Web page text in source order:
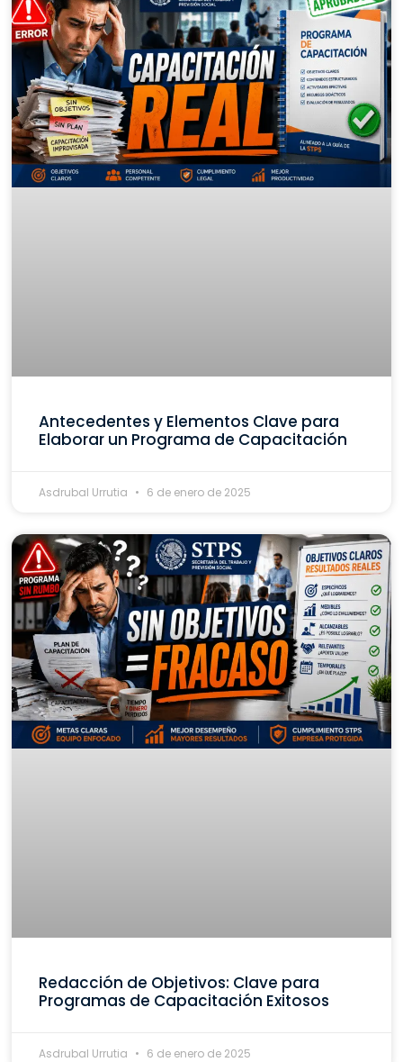
Antecedentes y Elementos Clave para
Elaborar un Programa de Capacitación
Asdrubal Urrutia 6 de enero de 2025
Redacción de Objetivos: Clave para
Programas de Capacitación Exitosos
Asdrubal Urrutia 6 de enero de 2025